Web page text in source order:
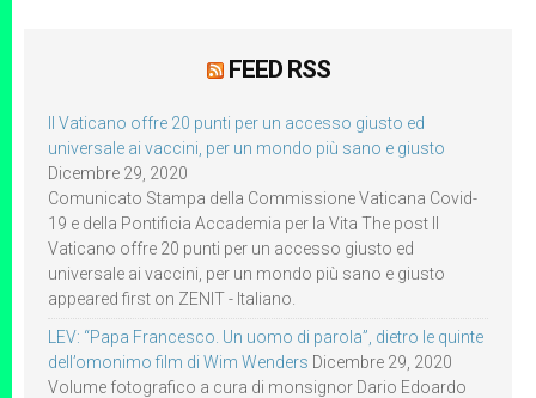
FEED RSS
Il Vaticano offre 20 punti per un accesso giusto ed
universale ai vaccini, per un mondo più sano e giusto
Dicembre 29, 2020
Comunicato Stampa della Commissione Vaticana Covid-
19 e della Pontificia Accademia per la Vita The post Il
Vaticano offre 20 punti per un accesso giusto ed
universale ai vaccini, per un mondo più sano e giusto
appeared first on ZENIT - Italiano.
LEV: “Papa Francesco. Un uomo di parola”, dietro le quinte
dell’omonimo film di Wim Wenders Dicembre 29, 2020
Volume fotografico a cura di monsignor Dario Edoardo